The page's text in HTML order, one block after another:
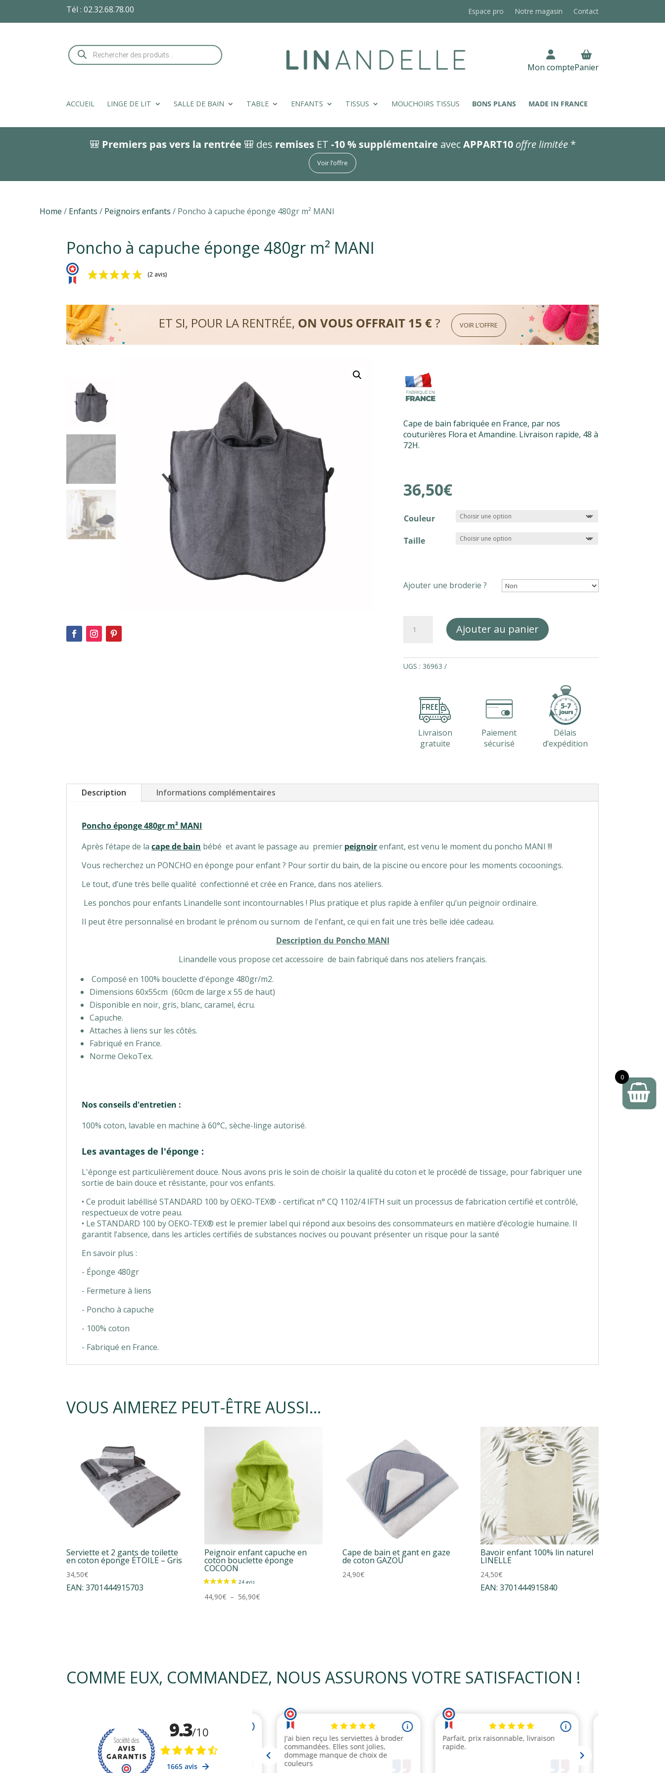
Tél :02.32.68.78.00 Espace pro Notre magasin Contact
Recherche
de
produits Mon comptePanier
ACCUEIL LINGE DE LIT SALLE DE BAIN TABLE ENFANTS TISSUS MOUCHOIRS TISSUS BONS PLANS MADE IN FRANCE
🎒 Premiers pas vers la rentrée 🎒 des remisesET -10 % supplémentaire avecAPPART10 offre limitée*
Voir l’offre
Home / Enfants / Peignoirs enfants / Poncho à capuche éponge 480gr m² MANI
Poncho à capuche éponge 480gr m² MANI
(2 avis)
ET SI, POUR LA RENTRÉE, ON VOUS OFFRAIT 15 €? VOIR L’OFFRE
Cape de bain fabriquée en France, par nos
couturières Flora et Amandine. Livraison rapide, 48 à
72H.
36,50€
Couleur
Taille
Ajouter une broderie ?
capuche
MANI
Ajouter au panier
UGS : 36963
Livraison
gratuite
Paiement
sécurisé
Délais
d’expédition
Description Informations complémentaires
Poncho éponge 480gr m² MANI
Après l’étape de lacape de bain bébé et avant le passage au premier peignoirenfant, est venu le moment du poncho MANI !!!
Vous recherchez un PONCHO en éponge pour enfant ? Pour sortir du bain, de la piscine ou encore pour les moments cocoonings.
Le tout, d’une très belle qualité confectionné et crée en France, dans nos ateliers.
Les ponchos pour enfants Linandelle sont incontournables ! Plus pratique et plus rapide à enfiler qu’un peignoir ordinaire.
Il peut être personnalisé en brodant le prénom ou surnom de l'enfant, ce qui en fait une très belle idée cadeau.
Description du Poncho MANI
Linandelle vous propose cet accessoire de bain fabriqué dans nos ateliers français.
Composé en 100% bouclette d'éponge 480gr/m2.
Dimensions 60x55cm (60cm de large x 55 de haut)
Disponible en noir, gris, blanc, caramel, écru.
Capuche.
Attaches à liens sur les côtés.
Fabriqué en France.
Norme OekoTex.
Nos conseils d'entretien :
100% coton, lavable en machine à 60°C, sèche-linge autorisé.
Les avantages de l'éponge :
L'éponge est particulièrement douce. Nous avons pris le soin de choisir la qualité du coton et le procédé de tissage, pour fabriquer une
sortie de bain douce et résistante, pour vos enfants.
• Ce produit labéllisé STANDARD 100 by OEKO-TEX® - certificat n° CQ 1102/4 IFTH suit un processus de fabrication certifié et contrôlé,
respectueux de votre peau.
• Le STANDARD 100 by OEKO-TEX® est le premier label qui répond aux besoins des consommateurs en matière d’écologie humaine. Il
garantit l’absence, dans les articles certifiés de substances nocives ou pouvant présenter un risque pour la santé
En savoir plus :
- Éponge 480gr
- Fermeture à liens
- Poncho à capuche
- 100% coton
- Fabriqué en France.
VOUS AIMEREZ PEUT-ÊTRE AUSSI…
Serviette et 2 gants de toilette
en coton éponge ÉTOILE – Gris
34,50€
EAN:3701444915703
Peignoir enfant capuche en
coton bouclette éponge
COCOON
44,90€ – 56,90€Plage
Cape de bain et gant en gaze
de coton GAZOU
24,90€
Bavoir enfant 100% lin naturel
LINELLE
24,50€
EAN:3701444915840
COMME EUX, COMMANDEZ, NOUS ASSURONS VOTRE SATISFACTION !
0